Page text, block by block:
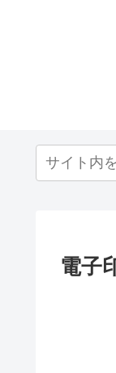
電子